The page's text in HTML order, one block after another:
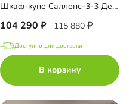
Шкаф-купе Салленс-3-3 Декор 2
104 290 115 880
Доступно для доставки
В корзину